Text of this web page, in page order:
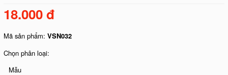
18.000 đ
Mã sản phẩm:VSN032
Chọn phân loại:
Mẫu